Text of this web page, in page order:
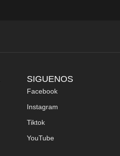
SIGUENOS
Facebook
Instagram
Tiktok
YouTube